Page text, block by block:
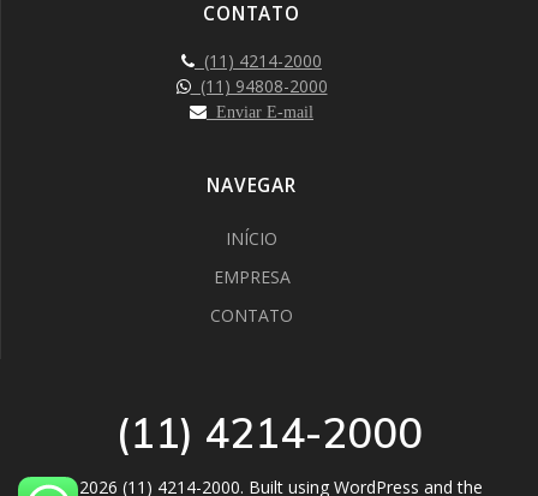
CONTATO
(11) 4214-2000
(11) 94808-2000
Enviar E-mail
NAVEGAR
INÍCIO
EMPRESA
CONTATO
(11) 4214-2000
© 2026 (11) 4214-2000. Built using WordPress and the